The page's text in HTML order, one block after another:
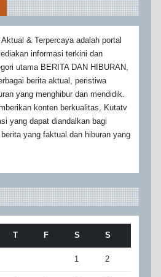
& Terpercaya adalah portal
informasi terkini dan
utama BERITA DAN HIBURAN,
berita aktual, peristiwa
yang menghibur dan mendidik.
konten berkualitas, Kutatv
yang dapat diandalkan bagi
yang faktual dan hiburan yang
T F S S
1 2